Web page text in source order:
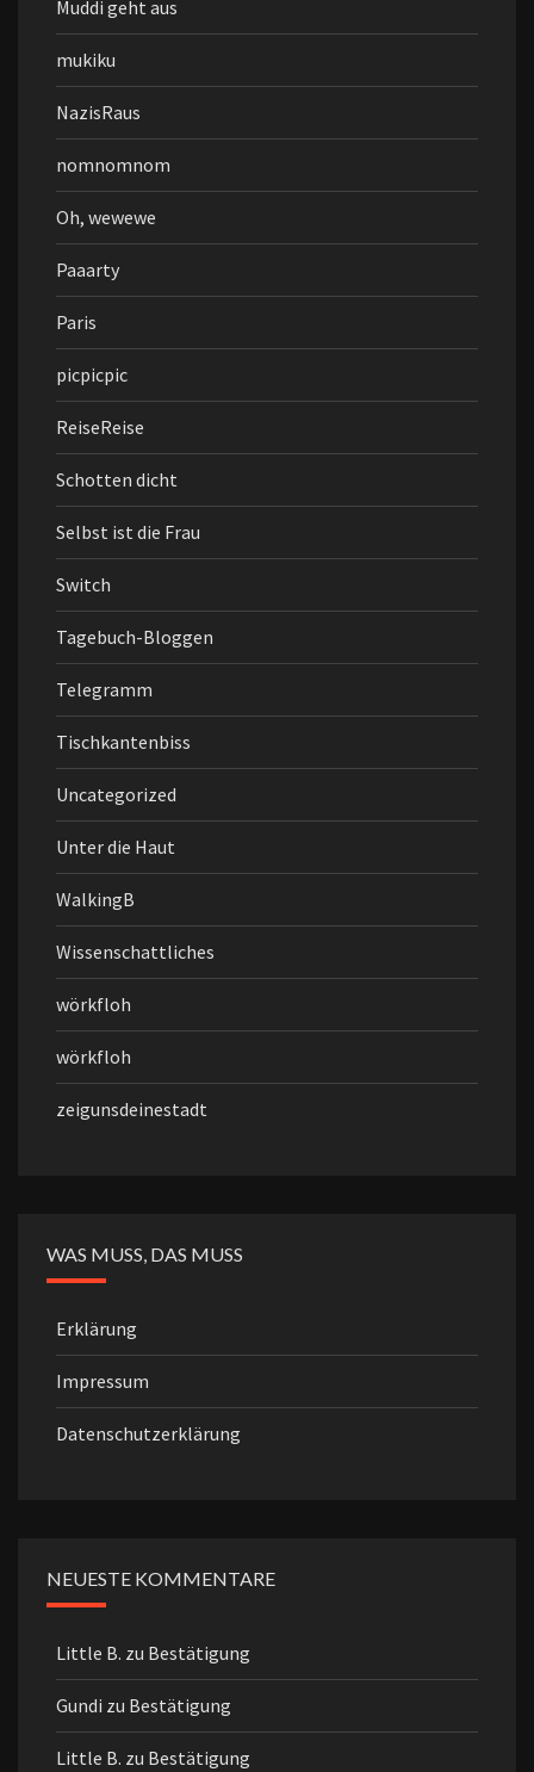
Muddi geht aus
mukiku
NazisRaus
nomnomnom
Oh, wewewe
Paaarty
Paris
picpicpic
ReiseReise
Schotten dicht
Selbst ist die Frau
Switch
Tagebuch-Bloggen
Telegramm
Tischkantenbiss
Uncategorized
Unter die Haut
WalkingB
Wissenschattliches
wörkfloh
wörkfloh
zeigunsdeinestadt
WAS MUSS, DAS MUSS
Erklärung
Impressum
Datenschutzerklärung
NEUESTE KOMMENTARE
Little B. zu Bestätigung
Gundi zu Bestätigung
Little B. zu Bestätigung